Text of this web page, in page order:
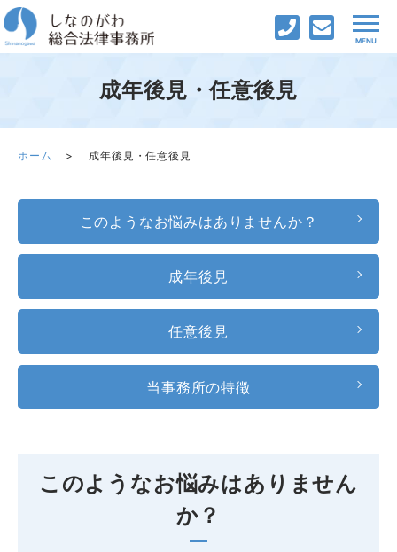
成年後見・任意後見
ホーム 成年後見・任意後見
このようなお悩みはありませんか？
成年後見
任意後見
当事務所の特徴
このようなお悩みはありません
か？